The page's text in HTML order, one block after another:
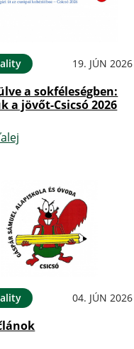
19. JÚN 2026
a sokféleségben:
a jövőt-Csicsó 2026
04. JÚN 2026